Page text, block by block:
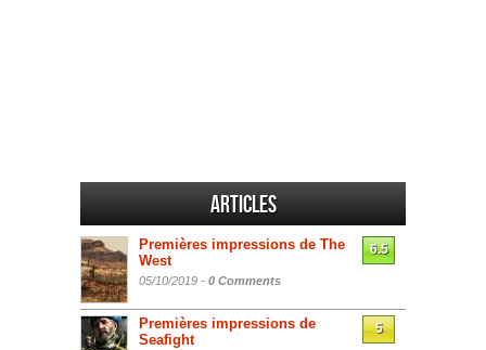
Articles
Premières impressions de The
West
05/10/2019 - 0 Comments
6.5
Premières impressions de
Seafight
5